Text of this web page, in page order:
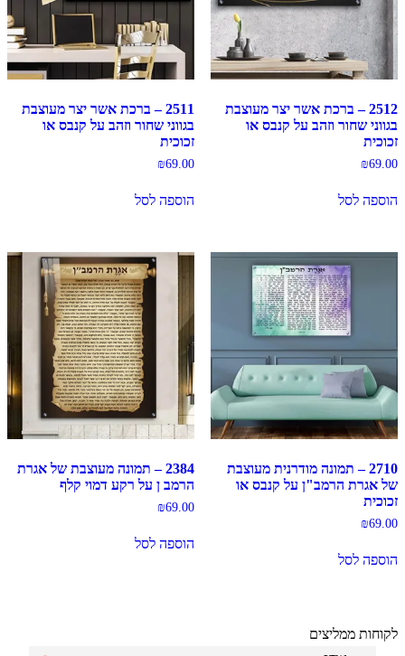
2512 – ברכת אשר יצר מעוצבת
בגווני שחור וזהב על קנבס או
זכוכית
₪69.00
הוספה לסל
2511 – ברכת אשר יצר מעוצבת
בגווני שחור וזהב על קנבס או
זכוכית
₪69.00
הוספה לסל
2710 – תמונה מודרנית מעוצבת
של אגרת הרמב"ן על קנבס או
זכוכית
₪69.00
הוספה לסל
2384 – תמונה מעוצבת של אגרת
הרמב ן על רקע דמוי קלף
₪69.00
הוספה לסל
לקוחות ממליצים